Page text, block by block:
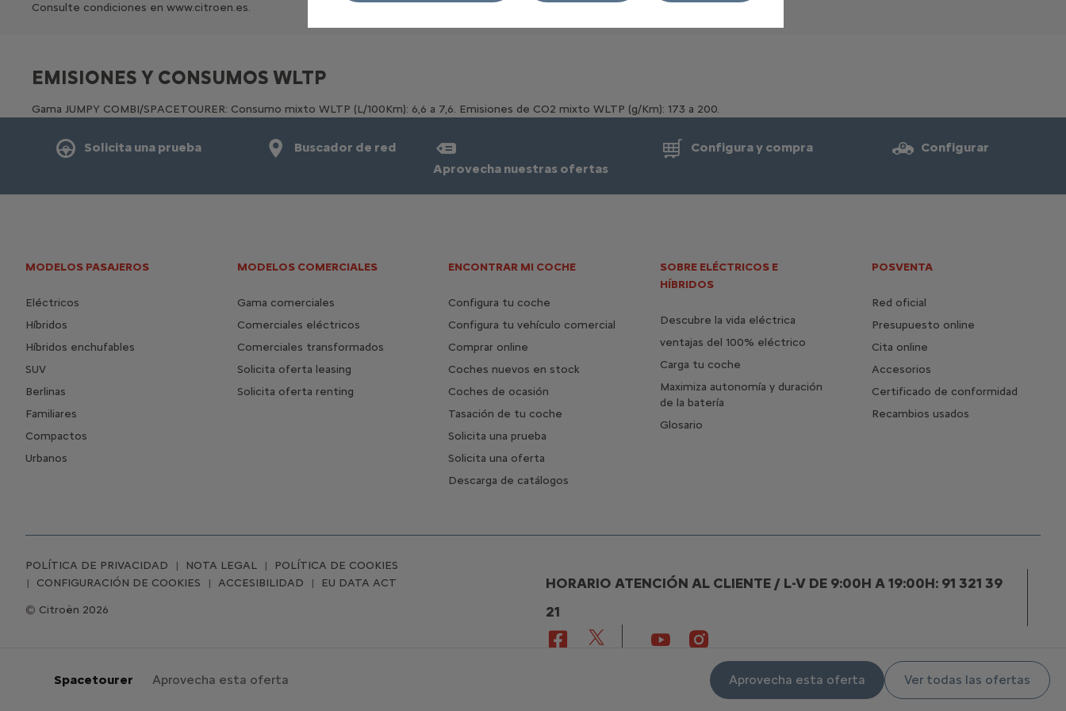
Spacetourer Aprovecha esta oferta Aprovecha esta oferta Ver todas las ofertas
Consulte condiciones en www.citroen.es.
EMISIONES Y CONSUMOS WLTP
Gama JUMPY COMBI/SPACETOURER: Consumo mixto WLTP (L/100Km): 6,6 a 7,6. Emisiones de CO2 mixto WLTP (g/Km): 173 a 200.
Solicita una prueba
Buscador de red
Aprovecha nuestras ofertas
Configura y compra Configurar
MODELOS PASAJEROS
Eléctricos
Híbridos
Híbridos enchufables
SUV
Berlinas
Familiares
Compactos
Urbanos
MODELOS COMERCIALES
Gama comerciales
Comerciales eléctricos
Comerciales transformados
Solicita oferta leasing
Solicita oferta renting
ENCONTRAR MI COCHE
Configura tu coche
Configura tu vehículo comercial
Comprar online
Coches nuevos en stock
Coches de ocasión
Tasación de tu coche
Solicita una prueba
Solicita una oferta
Descarga de catálogos
SOBRE ELÉCTRICOS E
HÍBRIDOS
Descubre la vida eléctrica
ventajas del 100% eléctrico
Carga tu coche
Maximiza autonomía y duración
de la batería
Glosario
POSVENTA
Red oficial
Presupuesto online
Cita online
Accesorios
Certificado de conformidad
Recambios usados
HORARIO ATENCIÓN AL CLIENTE / L-V DE 9:00H A 19:00H: 91 321 39
21
Citroën 2026
POLÍTICA DE PRIVACIDAD NOTA LEGAL
POLÍTICA DE COOKIES
CONFIGURACIÓN DE COOKIES
ACCESIBILIDAD EU DATA ACT